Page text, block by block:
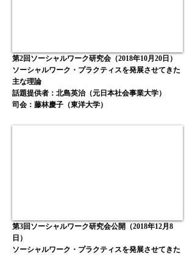
第2回ソーシャルワーク研究会（2018年10月20日）
ソーシャルワーク・プラクティスを発展させてきた
主な理論
話題提供者：北島英治（元日本社会事業大学）
司会：藤林慶子（東洋大学）
第3回ソーシャルワーク研究会公開（2018年12月8
日）
ソーシャルワーク・プラクティスを発展させてきた